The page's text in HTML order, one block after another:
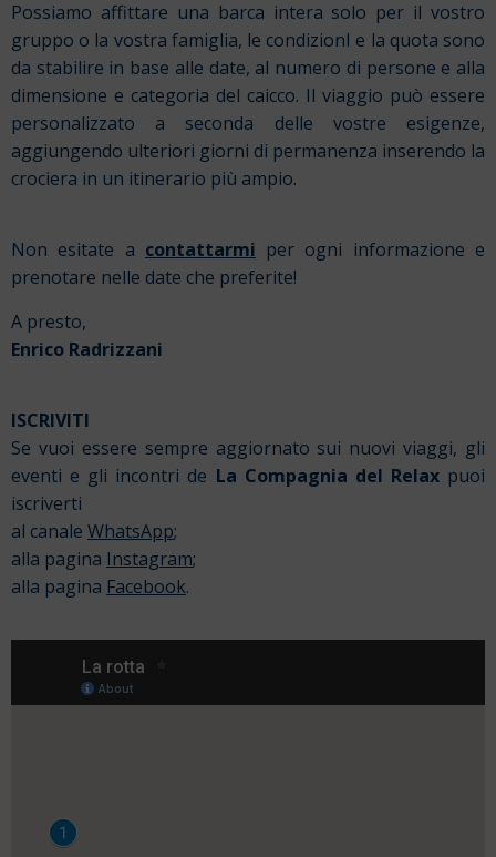
Possiamo affittare una barca intera solo per il vostro
gruppo o la vostra famiglia, le condizionI e la quota sono
da stabilire in base alle date, al numero di persone e alla
dimensione e categoria del caicco. Il viaggio può essere
personalizzato a seconda delle vostre esigenze,
aggiungendo ulteriori giorni di permanenza inserendo la
crociera in un itinerario più ampio.
Non esitate a contattarmi per ogni informazione e
prenotare nelle date che preferite!
A presto,
Enrico Radrizzani
ISCRIVITI
Se vuoi essere sempre aggiornato sui nuovi viaggi, gli
eventi e gli incontri de La Compagnia del Relax puoi
iscriverti
al canale WhatsApp;
alla pagina Instagram;
alla pagina Facebook.